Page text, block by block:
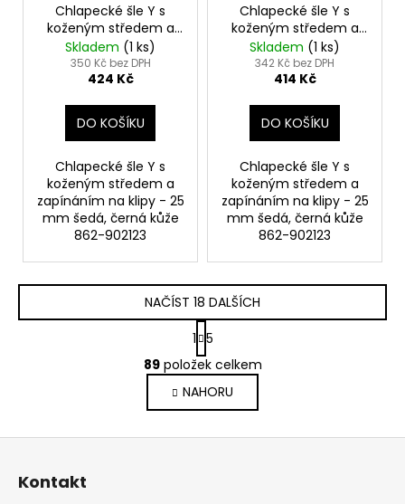
Chlapecké šle Y s
koženým středem a
zapínáním na klipy -
25 mm šedá, černá
kůže 862-902123
Skladem (1 ks)
350 Kč bez DPH
424 Kč
DO KOŠÍKU
Chlapecké šle Y s
koženým středem a
zapínáním na klipy - 25
mm šedá, černá kůže
862-902123
Chlapecké šle Y s
koženým středem a
zapínáním na klipy -
25 mm šedá, černá
kůže 862-902123
Skladem (1 ks)
342 Kč bez DPH
414 Kč
DO KOŠÍKU
Chlapecké šle Y s
koženým středem a
zapínáním na klipy - 25
mm šedá, černá kůže
862-902123
O
v
l
á
d
NAČÍST 18 DALŠÍCH
S
t
r
á
n
k
o
1 5
89položek celkem
NAHORU
Kontakt